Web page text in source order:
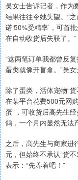
吴女士告诉记者，作为
结果往往令她失望。“
诺‘50%受精率’，可首
在自动收货后失联了。”
“这两笔订单我都曾反
蛋类就像开盲盒。”吴女
除了蛋类，活体宠物“
在某平台花费500元网
蛋”，可收货后高先生
鸽，一个月内显然无法
之后，高先生与商家进
元，但始终不承认“货
表示：“先养着吧！”